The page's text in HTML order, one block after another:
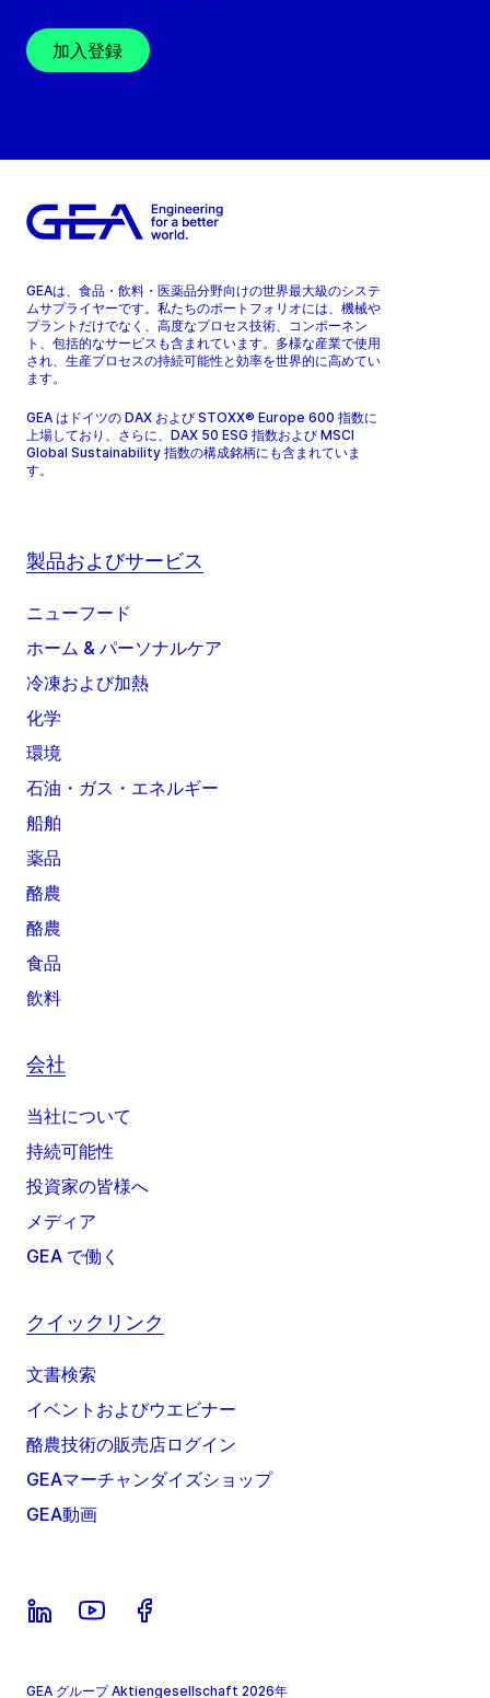
加入登録
GEAは、食品・飲料・医薬品分野向けの世界最大級のシステ
ムサプライヤーです。私たちのポートフォリオには、機械や
プラントだけでなく、高度なプロセス技術、コンポーネン
ト、包括的なサービスも含まれています。多様な産業で使用
され、生産プロセスの持続可能性と効率を世界的に高めてい
ます。
GEA はドイツの DAX および STOXX® Europe 600 指数に
上場しており、さらに、DAX 50 ESG 指数および MSCI
Global Sustainability 指数の構成銘柄にも含まれていま
す。
製品およびサービス
ニューフード
ホーム & パーソナルケア
冷凍および加熱
化学
環境
石油・ガス・エネルギー
船舶
薬品
酪農
酪農
食品
飲料
会社
当社について
持続可能性
投資家の皆様へ
メディア
GEA で働く
クイックリンク
文書検索
イベントおよびウエビナー
酪農技術の販売店ログイン
GEAマーチャンダイズショップ
GEA動画
GEA グループ Aktiengesellschaft 2026年